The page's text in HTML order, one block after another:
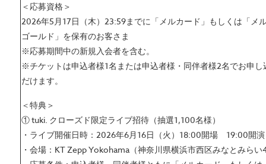
＜応募資格＞
2026年5月17日（木）23:59までに「メルカード」もしくは「メ
ゴールド」を保有のお客さま
※応募期間中の新規入会者を含む。
※チケットは申込者様1名または申込者様・同伴者様2名でお申し
だけます。
＜特典＞
① tuki. クローズド限定ライブ招待（抽選1,100名様）
・ライブ開催日時：2026年6月16日（火）18:00開場 19:00開演
・会場：KT Zepp Yokohama（神奈川県横浜市西区みなとみら